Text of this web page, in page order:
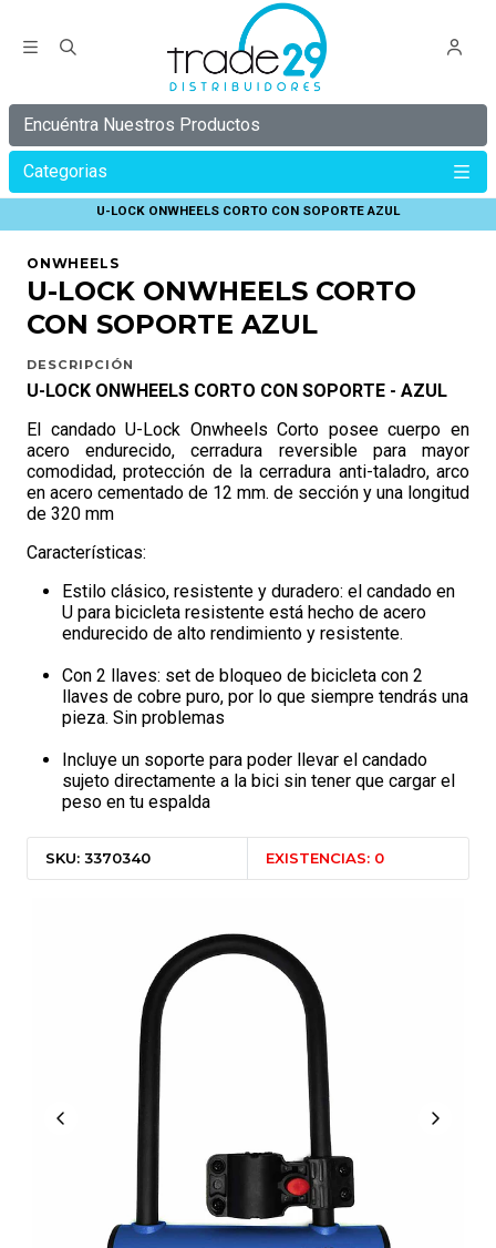
Encuéntra Nuestros Productos
Categorias
Inicio
U-LOCK ONWHEELS CORTO CON SOPORTE AZUL
ONWHEELS
U-LOCK ONWHEELS CORTO
CON SOPORTE AZUL
DESCRIPCIÓN
U-LOCK ONWHEELS CORTO CON SOPORTE - AZUL
El candado U-Lock Onwheels Corto posee cuerpo en
acero endurecido, cerradura reversible para mayor
comodidad, protección de la cerradura anti-taladro, arco
en acero cementado de 12 mm. de sección y una longitud
de 320 mm
Características:
Estilo clásico, resistente y duradero: el candado en
U para bicicleta resistente está hecho de acero
endurecido de alto rendimiento y resistente.
Con 2 llaves: set de bloqueo de bicicleta con 2
llaves de cobre puro, por lo que siempre tendrás una
pieza. Sin problemas
Incluye un soporte para poder llevar el candado
sujeto directamente a la bici sin tener que cargar el
peso en tu espalda
SKU: 3370340 EXISTENCIAS: 0